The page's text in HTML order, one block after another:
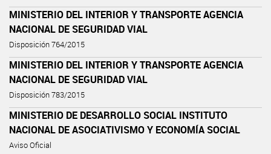
MINISTERIO DEL INTERIOR Y TRANSPORTE AGENCIA
NACIONAL DE SEGURIDAD VIAL
Disposición 764/2015
MINISTERIO DEL INTERIOR Y TRANSPORTE AGENCIA
NACIONAL DE SEGURIDAD VIAL
Disposición 783/2015
MINISTERIO DE DESARROLLO SOCIAL INSTITUTO
NACIONAL DE ASOCIATIVISMO Y ECONOMÍA SOCIAL
Aviso Oficial